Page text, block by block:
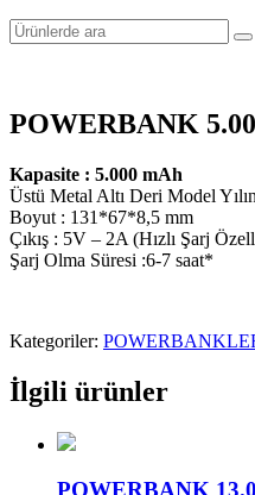
POWERBANK
Kapasite : 5.000 mAh
Üstü Metal Altı Deri Model Yılın
Boyut : 131*67*8,5 mm
Çıkış : 5V – 2A (Hızlı Şarj
Şarj Olma Süresi :6-7 saat*
Kategoriler:
İlgili ürünler